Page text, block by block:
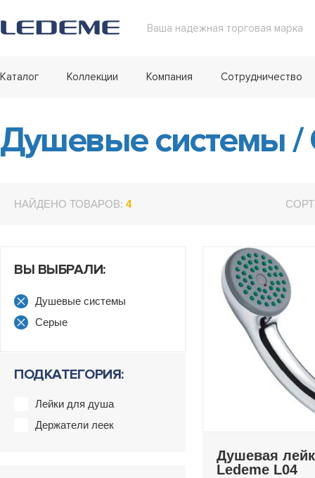
Ваша надежная торговая марка
Каталог Коллекции Компания Сотрудничество
Душевые системы/
НАЙДЕНО ТОВАРОВ: 4
ВЫ ВЫБРАЛИ:
Душевые системы
Серые
ПОДКАТЕГОРИЯ:
Лейки для душа
Держатели леек
Душевая
Ledeme L04